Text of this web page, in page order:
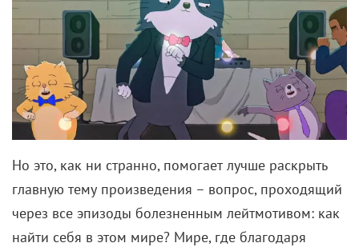
Но это, как ни странно, помогает лучше раскрыть
главную тему произведения – вопрос, проходящий
через все эпизоды болезненным лейтмотивом: как
найти себя в этом мире? Мире, где благодаря